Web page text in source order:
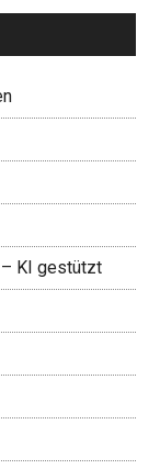
– KI gestützt